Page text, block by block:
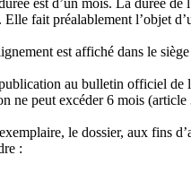
est d’un mois. La durée
fait préalablement l’objet
est affiché dans le
au bulletin officiel
ne peut excéder 6 mois (article
le dossier, aux fins
: